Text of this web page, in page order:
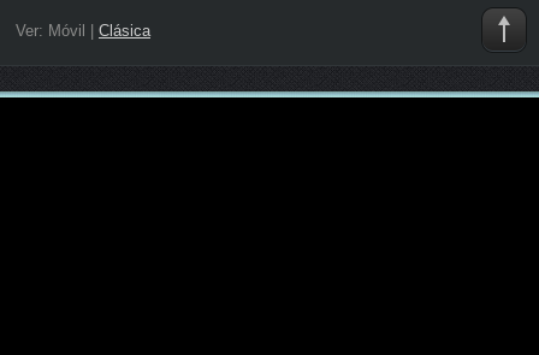
Ver: Móvil Clásica